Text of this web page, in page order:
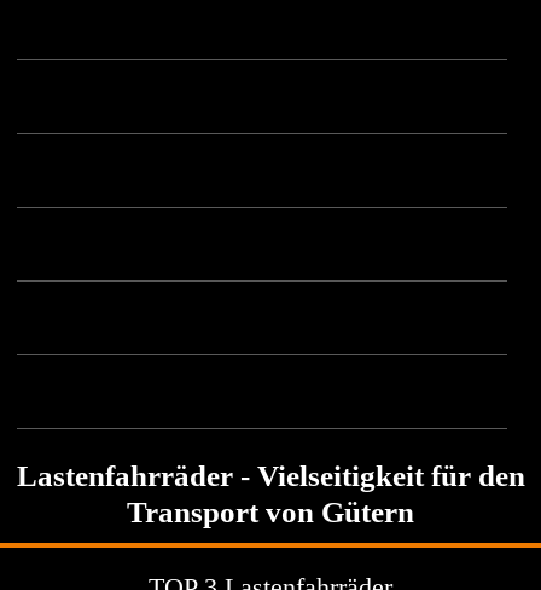
Lastenfahrräder - Vielseitigkeit für den
Transport von Gütern